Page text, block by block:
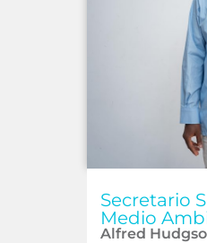
Secretario
Medio
Alfred